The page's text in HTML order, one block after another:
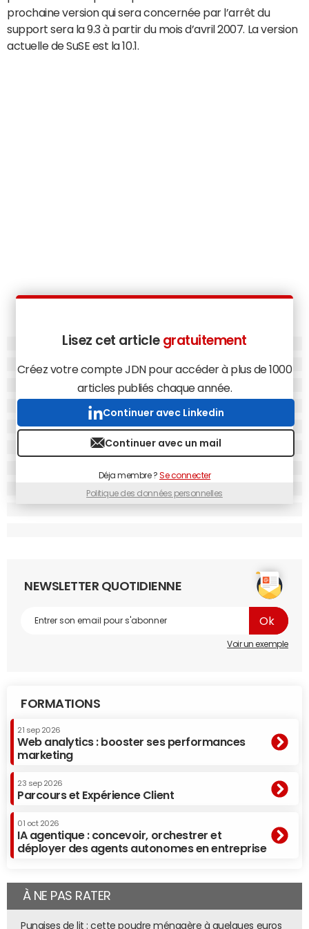
prochaine version qui sera concernée par l’arrêt du
support sera la 9.3 à partir du mois d’avril 2007. La version
actuelle de SuSE est la 10.1.
Lisez cet article gratuitement
Créez votre compte JDN pour accéder à plus de 1000
articles publiés chaque année.
Continuer avec Linkedin
Continuer avec un mail
Déja membre ?Se connecter
Politique des données personnelles
NEWSLETTER QUOTIDIENNE
Voir un exemple
FORMATIONS
21 sep 2026
Web analytics : booster ses performances
marketing
23 sep 2026
Parcours et Expérience Client
01 oct 2026
IA agentique : concevoir, orchestrer et
déployer des agents autonomes en entreprise
À NE PAS RATER
Punaises de lit : cette poudre ménagère à quelques euros